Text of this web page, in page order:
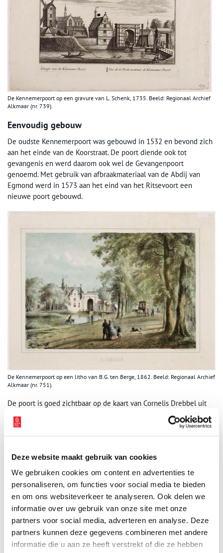
Deze website maakt gebruik van cookies
We gebruiken cookies om content en advertenties te
personaliseren, om functies voor social media te bieden
en om ons websiteverkeer te analyseren. Ook delen we
informatie over uw gebruik van onze site met onze
partners voor social media, adverteren en analyse. Deze
partners kunnen deze gegevens combineren met andere
informatie die u aan ze heeft verstrekt of die ze hebben
De Kennemerpoort op een gravure van L. Schenk, 1735. Beeld: Regionaal Archief
Alkmaar (nr. 739).
Eenvoudig gebouw
De oudste Kennemerpoort was gebouwd in 1532 en bevond zich
aan het einde van de Koorstraat. De poort diende ook tot
gevangenis en werd daarom ook wel de Gevangenpoort
genoemd. Met gebruik van afbraakmateriaal van de Abdij van
Egmond werd in 1573 aan het eind van het Ritsevoort een
nieuwe poort gebouwd.
De Kennemerpoort op een litho van B.G. ten Berge, 1862. Beeld: Regionaal Archief
Alkmaar (nr. 751).
De poort is goed zichtbaar op de kaart van Cornelis Drebbel uit
1597. Het was een eenvoudig gebouw. De aarden wal liep ter
plaatse over de poort. Op de poort waren drie wapenstenen
aangebracht, waarschijnlijk die van Holland, Alkmaar en Haarlem.
ontwerp van de Amsterdamse steenhouwer Pieter Staets. Deze
nieuwe Kennemerpoort werd gesloopt in 1866.